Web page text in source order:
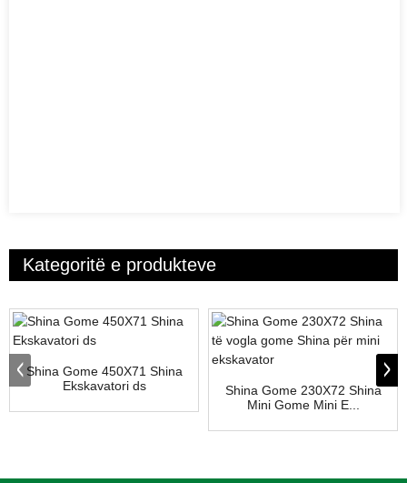
Kategoritë e produkteve
Shina Gome 450X71 Shina
Ekskavatori ds
Shina Gome 230X72 Shina
Mini Gome Mini E...